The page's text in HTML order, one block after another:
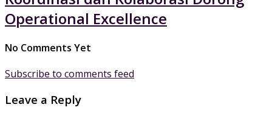
Operational Excellence
No Comments Yet
Subscribe to comments feed
Leave a Reply